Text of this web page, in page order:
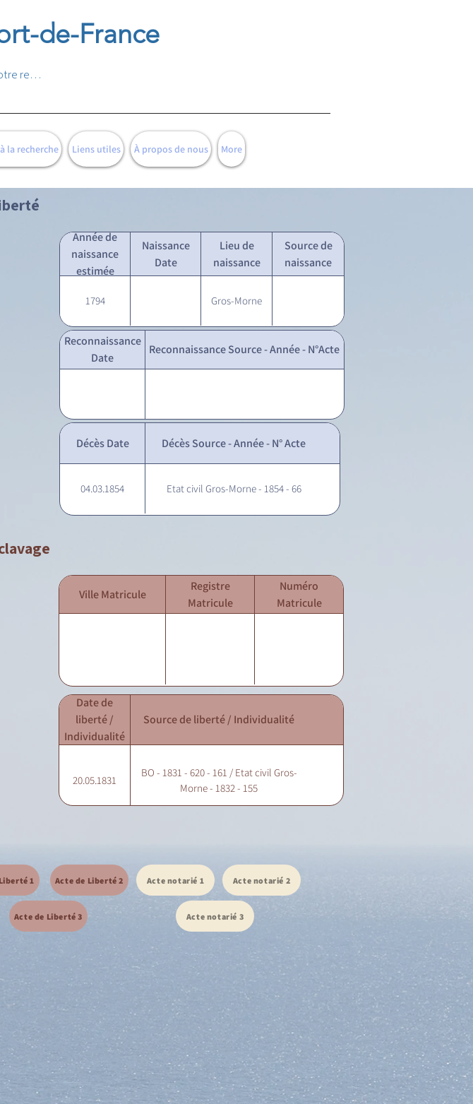
de-France
la recherche Liens utiles À propos de nous More
Année de
naissance
estimée
Naissance
Date
Lieu de
naissance
Source de
naissance
1794 Gros-Morne
Reconnaissance
Date
Reconnaissance Source - Année - N°Acte
Décès Date Décès Source - Année - N° Acte
04.03.1854 Etat civil Gros-Morne - 1854 - 66
Ville Matricule
Registre
Matricule
Numéro
Matricule
Date de
liberté /
Individualité
Source de liberté / Individualité
20.05.1831
BO - 1831 - 620 - 161 / Etat civil Gros-
Morne - 1832 - 155
1 Acte de Liberté 2
Acte de Liberté 3
Acte notarié 1 Acte notarié 2
Acte notarié 3